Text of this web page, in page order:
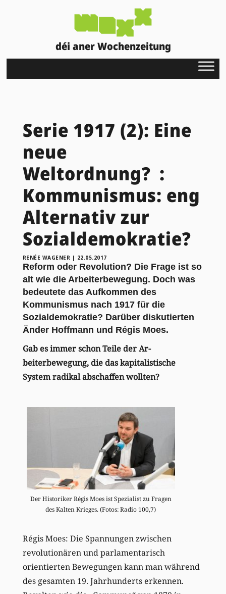
déi aner Wochenzeitung
Serie 1917 (2): Eine
neue
Weltordnung? :
Kommunismus: eng
Alternativ zur
Sozialdemokratie?
RENÉE WAGENER | 22.05.2017
Reform oder Revolution? Die Frage ist so
alt wie die Arbeiterbewegung. Doch was
bedeutete das Aufkommen des
Kommunismus nach 1917 für die
Sozialdemokratie? Darüber diskutierten
Änder Hoffmann und Régis Moes.
Gab es immer schon Teile der Ar-
beiterbewegung, die das kapitalistische
System radikal abschaffen wollten?
Der Historiker Régis Moes ist Spezialist zu Fragen
des Kalten Krieges. (Fotos: Radio 100,7)
Régis Moes: Die Spannungen zwischen
revolutionären und parlamentarisch
orientierten Bewegungen kann man während
des gesamten 19. Jahrhunderts erkennen.